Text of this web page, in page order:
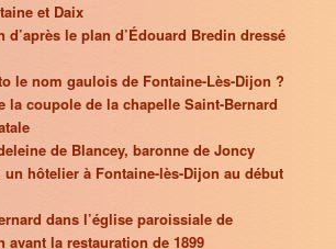
et Daix
d’après le plan d’Édouard Bredin dressé
le nom gaulois de Fontaine-Lès-Dijon ?
la coupole de la chapelle Saint-Bernard
de Blancey, baronne de Joncy
hôtelier à Fontaine-lès-Dijon au début
dans l’église paroissiale de
avant la restauration de 1899